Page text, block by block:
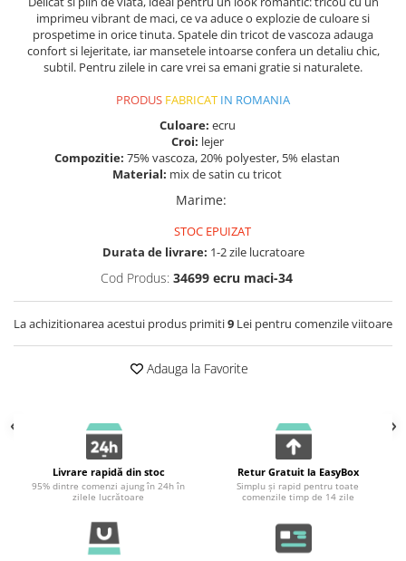
imprimeu vibrant de maci, ce va aduce o explozie de culoare si
prospetime in orice tinuta. Spatele din tricot de vascoza adauga
confort si lejeritate, iar mansetele intoarse confera un detaliu chic,
subtil. Pentru zilele in care vrei sa emani gratie si naturalete.
PRODUS FABRICAT IN ROMANIA
Culoare: ecru
Croi: lejer
Compozitie: 75% vascoza, 20% polyester, 5% elastan
Material: mix de satin cu tricot
Marime:
STOC EPUIZAT
Durata de livrare: 1-2 zile lucratoare
Cod Produs: 34699 ecru maci-34
La achizitionarea acestui produs primiti9 Lei pentru comenzile viitoare
Adauga la Favorite
Livrare rapidă din stoc
95% dintre comenzi ajung în 24h în
zilele lucrătoare
Retur Gratuit la EasyBox
Simplu și rapid pentru toate
comenzile timp de 14 zile